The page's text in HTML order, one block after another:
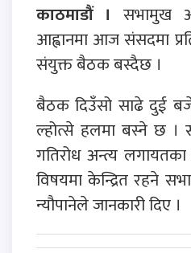
काठमाडौं । सभामुख
आह्वानमा आज संसदमा
संयुक्त बैठक बस्दैछ ।
बैठक दिउँसो साढे दुई
ल्होत्से हलमा बस्ने छ ।
गतिरोध अन्त्य
विषयमा केन्द्रित रहने
न्यौपानेले जानकारी दिए ।